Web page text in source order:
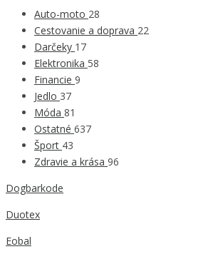
Auto-moto 28
Cestovanie a doprava 22
Darčeky 17
Elektronika 58
Financie 9
Jedlo 37
Móda 81
Ostatné 637
Šport 43
Zdravie a krása 96
Dogbarkode
Duotex
Eobal